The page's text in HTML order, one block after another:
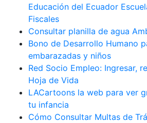
Educación del Ecuador
Fiscales
Consultar planilla de agua
Bono de Desarrollo Humano
embarazadas y niños
Red Socio Empleo: Ingresar,
Hoja de Vida
LACartoons la web para ver
tu infancia
Cómo Consultar Multas de